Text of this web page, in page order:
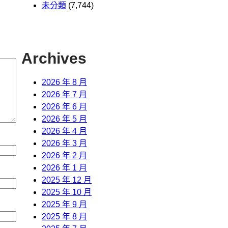
未分類 (7,744)
Archives
2026 年 8 月
2026 年 7 月
2026 年 6 月
2026 年 5 月
2026 年 4 月
2026 年 3 月
2026 年 2 月
2026 年 1 月
2025 年 12 月
2025 年 10 月
2025 年 9 月
2025 年 8 月